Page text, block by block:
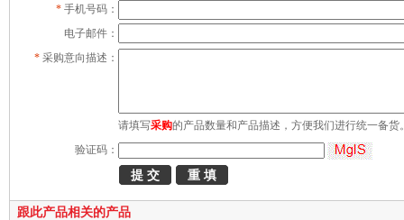
* 手机号码：
电子邮件：
* 采购意向描述：
请填写采购的产品数量和产品描述，方便我们进行统一备货
验证码：
跟此产品相关的产品